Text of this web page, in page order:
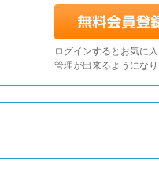
ログインするとお気に
管理が出来るようにな